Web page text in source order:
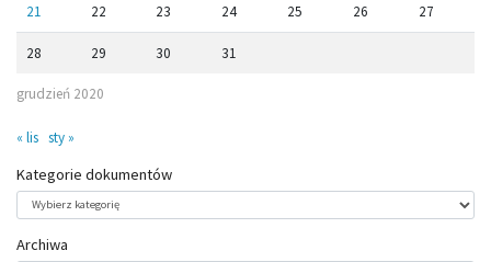
grudzień 2020
21 22 23 24 25 26 27
28 29 30 31
« lis sty »
Kategorie dokumentów
Kategorie
dokumentów
Archiwa